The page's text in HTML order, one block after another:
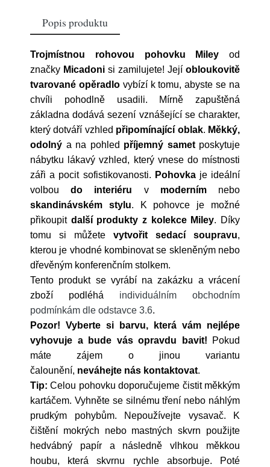
Popis produktu
Trojmístnou rohovou pohovku Miley od
značky Micadoni si zamilujete! Její obloukovitě
tvarované opěradlovybízí k tomu, abyste se na
chvíli pohodlně usadili. Mírně zapuštěná
základna dodává sezení vznášející se charakter,
který dotváří vzhled připomínající oblak. Měkký,
odolný a na pohled příjemný sametposkytuje
nábytku lákavý vzhled, který vnese do místnosti
záři a pocit sofistikovanosti. Pohovkaje ideální
volbou do interiéru v modernímnebo
skandinávském stylu. K pohovce je možné
přikoupit další produkty z kolekce Miley. Díky
tomu si můžete vytvořit sedací soupravu,
kterou je vhodné kombinovat se skleněným nebo
dřevěným konferenčním stolkem.
Tento produkt se vyrábí na zakázku a vrácení
zboží podléhá individuálním obchodním
podmínkám dle odstavce 3.6.
Pozor! Vyberte si barvu, která vám nejlépe
vyhovuje a bude vás opravdu bavit! Pokud
máte zájem o jinou variantu
čalounění, neváhejte nás kontaktovat.
Tip: Celou pohovku doporučujeme čistit měkkým
kartáčem. Vyhněte se silnému tření nebo náhlým
prudkým pohybům. Nepoužívejte vysavač. K
čištění mokrých nebo mastných skvrn použijte
hedvábný papír a následně vlhkou měkkou
houbu, která skvrnu rychle absorbuje. Poté